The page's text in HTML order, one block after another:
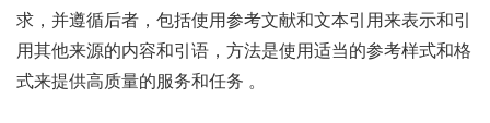
求，并遵循后者，包括使用参考文献和文本引用来表示和引
用其他来源的内容和引语，方法是使用适当的参考样式和格
式来提供高质量的服务和任务 。